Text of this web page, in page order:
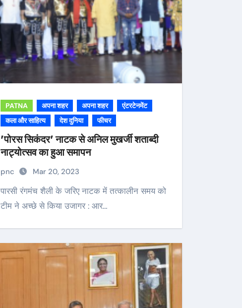
PATNA अपना शहर अपना शहर
एंटरटेनमेंट
कला और साहित्य
देश दुनिया फीचर
’पोरस सिकंदर’ नाटक से अनिल मुखर्जी शताब्दी
नाट्योत्सव का हुआ समापन
pnc Mar 20, 2023
पारसी रंगमंच शैली के जरिए नाटक में तत्कालीन समय को
टीम ने अच्छे से किया उजागर : आर…